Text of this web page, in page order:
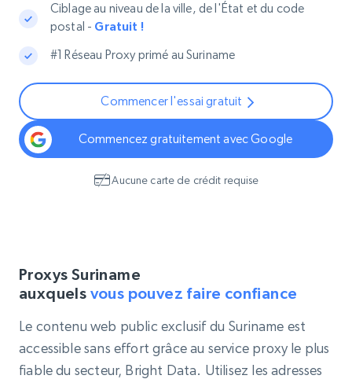
Ciblage au niveau de la ville, de l'État et du code
postal - Gratuit !
#1 Réseau Proxy primé au Suriname
Commencer l'essai gratuit
Commencez gratuitement avec Google
Aucune carte de crédit requise
Proxys Suriname
auxquels vous pouvez faire confiance
Le contenu web public exclusif du Suriname est
accessible sans effort grâce au service proxy le plus
fiable du secteur, Bright Data. Utilisez les adresses